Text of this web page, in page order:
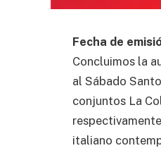
Fecha de
Concluimos la
al Sábado
conjuntos La
italiano